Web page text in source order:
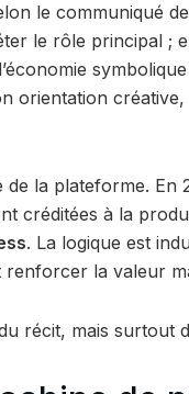
le communiqué
le rôle principal ;
orientation
la plateforme.
créditées à la
. La logique est
la valeur
récit, mais surtout